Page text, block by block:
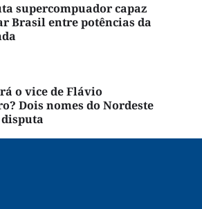
supercompuador capaz
Brasil entre potências da
o vice de Flávio
Dois nomes do Nordeste